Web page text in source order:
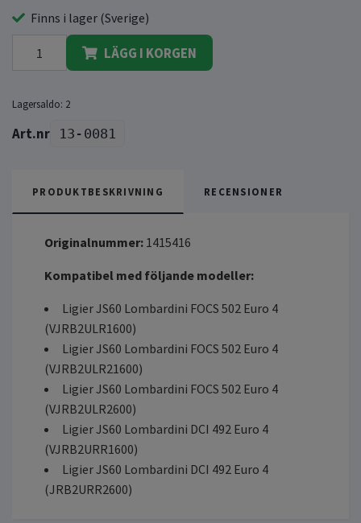
Finns i lager (Sverige)
LÄGG I KORGEN
Lagersaldo: 2
13-0081
PRODUKTBESKRIVNING RECENSIONER
Originalnummer: 1415416
Kompatibel med följande modeller:
Ligier JS60 Lombardini FOCS 502 Euro 4
(VJRB2ULR1600)
Ligier JS60 Lombardini FOCS 502 Euro 4
(VJRB2ULR21600)
Ligier JS60 Lombardini FOCS 502 Euro 4
(VJRB2ULR2600)
Ligier JS60 Lombardini DCI 492 Euro 4
(VJRB2URR1600)
Ligier JS60 Lombardini DCI 492 Euro 4
(JRB2URR2600)